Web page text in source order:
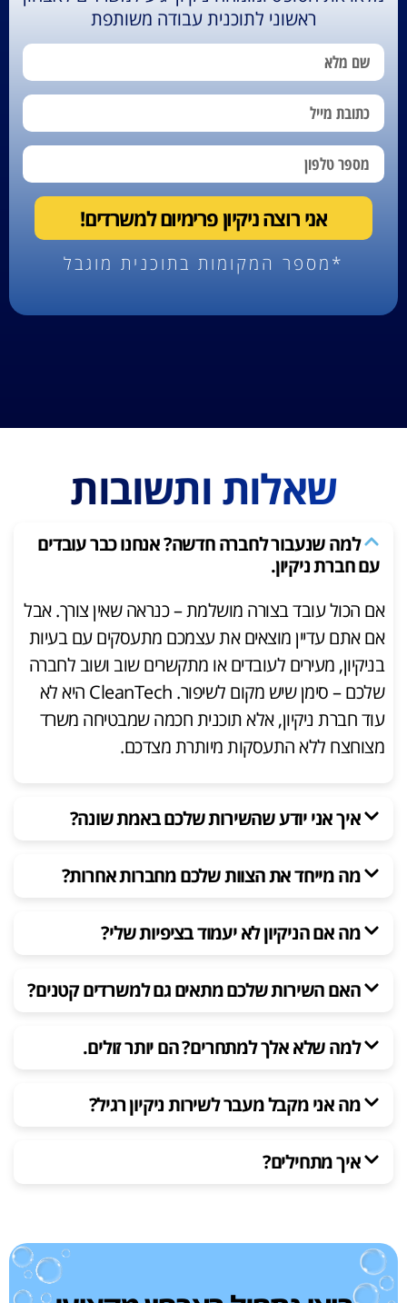
ראשוני לתוכנית עבודה משותפת
אני רוצה ניקיון פרימיום למשרדים!
*מספר המקומות בתוכנית מוגבל
שאלות ותשובות
למה שנעבור לחברה חדשה? אנחנו כבר עובדים
עם חברת ניקיון.
אם הכול עובד בצורה מושלמת – כנראה שאין צורך. אבל
אם אתם עדיין מוצאים את עצמכם מתעסקים עם בעיות
בניקיון, מעירים לעובדים או מתקשרים שוב ושוב לחברה
שלכם – סימן שיש מקום לשיפור. CleanTech היא לא
עוד חברת ניקיון, אלא תוכנית חכמה שמבטיחה משרד
מצוחצח ללא התעסקות מיותרת מצדכם.
איך אני יודע שהשירות שלכם באמת שונה?
מה מייחד את הצוות שלכם מחברות אחרות?
מה אם הניקיון לא יעמוד בציפיות שלי?
האם השירות שלכם מתאים גם למשרדים קטנים?
למה שלא אלך למתחרים? הם יותר זולים.
מה אני מקבל מעבר לשירות ניקיון רגיל?
איך מתחילים?